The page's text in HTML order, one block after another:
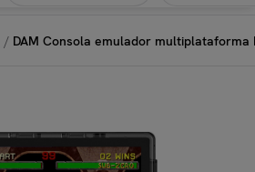
/ DAM Consola emulador multiplataforma